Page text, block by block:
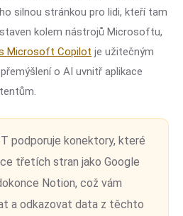
silnou stránkou pro lidi, kteří tam
kolem nástrojů Microsoftu,
Microsoft Copilot je užitečným
o AI uvnitř aplikace
podporuje konektory, které
třetích stran jako Google
Notion, což vám
a odkazovat data z těchto